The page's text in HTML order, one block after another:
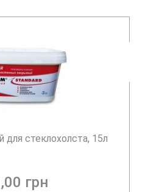
для стеклохолста, 15л
грн